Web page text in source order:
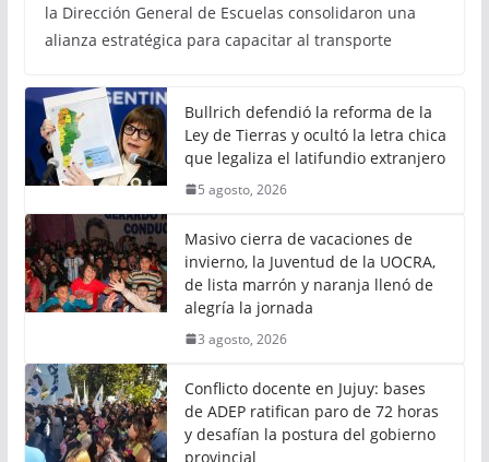
la Dirección General de Escuelas consolidaron una
alianza estratégica para capacitar al transporte
Bullrich defendió la reforma de la
Ley de Tierras y ocultó la letra chica
que legaliza el latifundio extranjero
5 agosto, 2026
Masivo cierra de vacaciones de
invierno, la Juventud de la UOCRA,
de lista marrón y naranja llenó de
alegría la jornada
3 agosto, 2026
Conflicto docente en Jujuy: bases
de ADEP ratifican paro de 72 horas
y desafían la postura del gobierno
provincial